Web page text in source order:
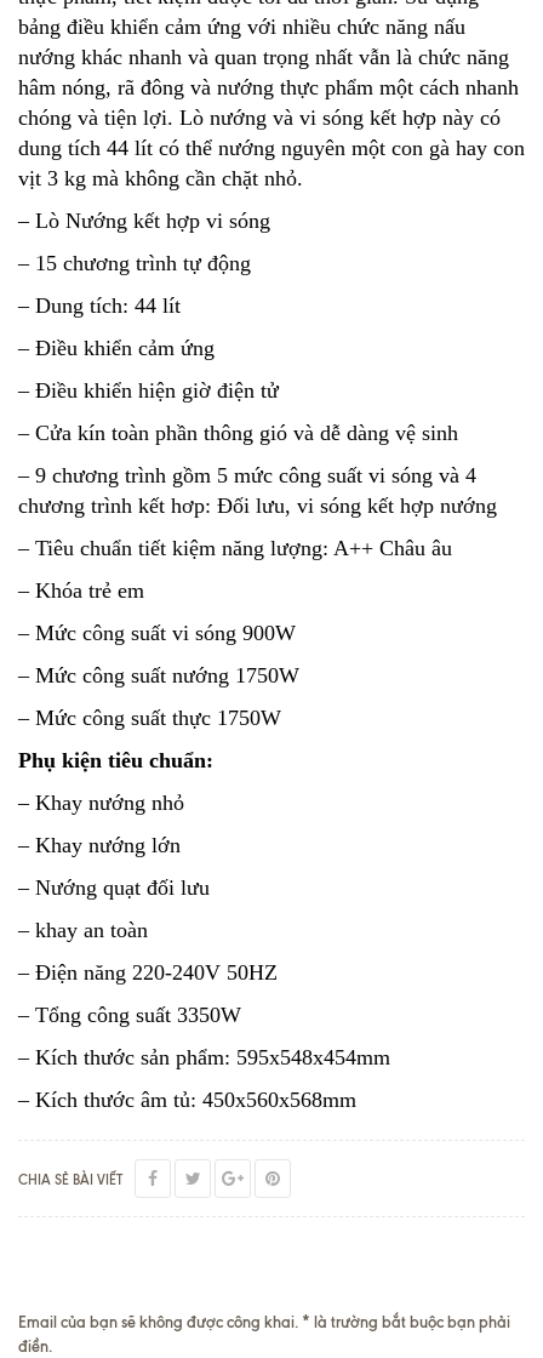
bảng điều khiển cảm ứng với nhiều chức năng nấu
nướng khác nhanh và quan trọng nhất vẫn là chức năng
hâm nóng, rã đông và nướng thực phẩm một cách nhanh
chóng và tiện lợi. Lò nướng và vi sóng kết hợp này có
dung tích 44 lít có thể nướng nguyên một con gà hay con
vịt 3 kg mà không cần chặt nhỏ.
– Lò Nướng kết hợp vi sóng
– 15 chương trình tự động
– Dung tích: 44 lít
– Điều khiển cảm ứng
– Điều khiển hiện giờ điện tử
– Cửa kín toàn phần thông gió và dễ dàng vệ sinh
– 9 chương trình gồm 5 mức công suất vi sóng và 4
chương trình kết hơp: Đối lưu, vi sóng kết hợp nướng
– Tiêu chuẩn tiết kiệm năng lượng: A++ Châu âu
– Khóa trẻ em
– Mức công suất vi sóng 900W
– Mức công suất nướng 1750W
– Mức công suất thực 1750W
Phụ kiện tiêu chuẩn:
– Khay nướng nhỏ
– Khay nướng lớn
– Nướng quạt đối lưu
– khay an toàn
– Điện năng 220-240V 50HZ
– Tổng công suất 3350W
– Kích thước sản phẩm: 595x548x454mm
– Kích thước âm tủ: 450x560x568mm
CHIA SẺ BÀI VIẾT
Email của bạn sẽ không được công khai. * là trường bắt buộc bạn phải
điền.